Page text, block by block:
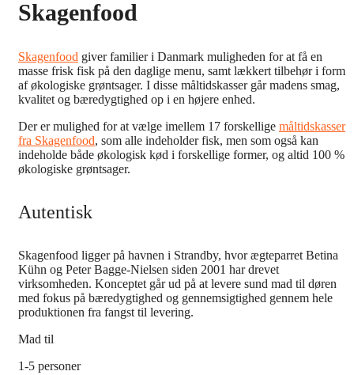
Skagenfood
Skagenfood giver familier i Danmark muligheden for at få en
masse frisk fisk på den daglige menu, samt lækkert tilbehør i form
af økologiske grøntsager. I disse måltidskasser går madens smag,
kvalitet og bæredygtighed op i en højere enhed.
Der er mulighed for at vælge imellem 17 forskellige måltidskasser
fra Skagenfood, som alle indeholder fisk, men som også kan
indeholde både økologisk kød i forskellige former, og altid 100 %
økologiske grøntsager.
Autentisk
Skagenfood ligger på havnen i Strandby, hvor ægteparret Betina
Kühn og Peter Bagge-Nielsen siden 2001 har drevet
virksomheden. Konceptet går ud på at levere sund mad til døren
med fokus på bæredygtighed og gennemsigtighed gennem hele
produktionen fra fangst til levering.
Mad til
1-5 personer